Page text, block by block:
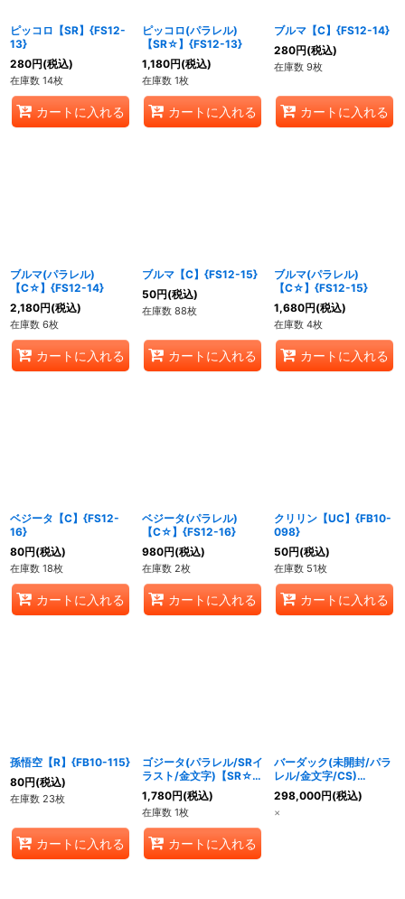
ピッコロ【SR】{FS12-
13}
280円(税込)
在庫数 14枚
カートに入れる
ピッコロ(パラレル)
【SR☆】{FS12-13}
1,180円(税込)
在庫数 1枚
カートに入れる
ブルマ【C】{FS12-14}
280円(税込)
在庫数 9枚
カートに入れる
ブルマ(パラレル)
【C☆】{FS12-14}
2,180円(税込)
在庫数 6枚
カートに入れる
ブルマ【C】{FS12-15}
50円(税込)
在庫数 88枚
カートに入れる
ブルマ(パラレル)
【C☆】{FS12-15}
1,680円(税込)
在庫数 4枚
カートに入れる
ベジータ【C】{FS12-
16}
80円(税込)
在庫数 18枚
カートに入れる
ベジータ(パラレル)
【C☆】{FS12-16}
980円(税込)
在庫数 2枚
カートに入れる
クリリン【UC】{FB10-
098}
50円(税込)
在庫数 51枚
カートに入れる
孫悟空【R】{FB10-115}
80円(税込)
在庫数 23枚
カートに入れる
ゴジータ(パラレル/SRイ
ラスト/金文字)【SR☆】
{FB06-097}
1,780円(税込)
在庫数 1枚
カートに入れる
バーダック(未開封/パラ
レル/金文字/CS)
【SR☆】{FS05-11}
298,000円(税込)
×